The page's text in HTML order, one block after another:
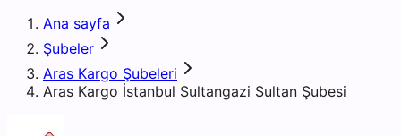
Ana sayfa
Şubeler
Aras Kargo Şubeleri
Aras Kargo İstanbul Sultangazi Sultan Şubesi